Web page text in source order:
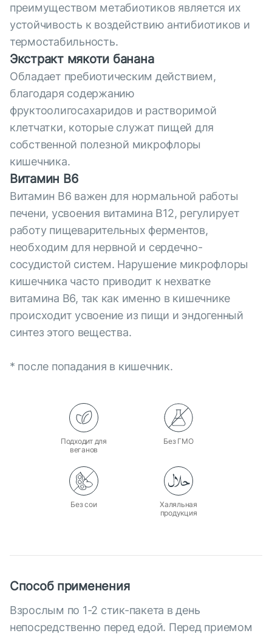
преимуществом метабиотиков является их
устойчивость к воздействию антибиотиков и
термостабильность.
Экстракт мякоти банана
Обладает пребиотическим действием,
благодаря содержанию
фруктоолигосахаридов и растворимой
клетчатки, которые служат пищей для
собственной полезной микрофлоры
кишечника.
Витамин В6
Витамин В6 важен для нормальной работы
печени, усвоения витамина В12, регулирует
работу пищеварительных ферментов,
необходим для нервной и сердечно-
сосудистой систем. Нарушение микрофлоры
кишечника часто приводит к нехватке
витамина В6, так как именно в кишечнике
происходит усвоение из пищи и эндогенный
синтез этого вещества.
* после попадания в кишечник.
Подходит для
веганов
Без ГМО
Без сои
Халяльная
продукция
Способ применения
Взрослым по 1-2 стик-пакета в день
непосредственно перед едой. Перед приемом